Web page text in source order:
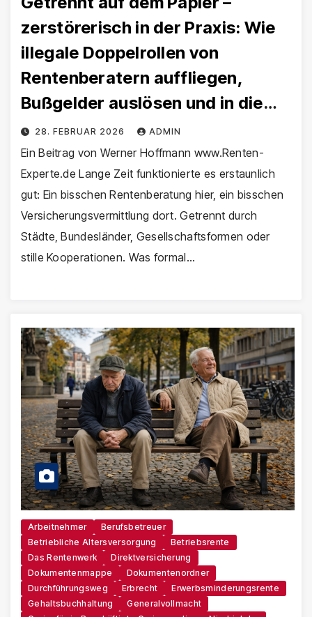
zerstörerisch in der Praxis: Wie
illegale Doppelrollen von
Rentenberatern auffliegen,
Bußgelder auslösen und in die
Gewerbeuntersagung führen
28. FEBRUAR 2026 ADMIN
Ein Beitrag von Werner Hoffmann www.Renten-
Experte.de Lange Zeit funktionierte es erstaunlich
gut: Ein bisschen Rentenberatung hier, ein bisschen
Versicherungsvermittlung dort. Getrennt durch
Städte, Bundesländer, Gesellschaftsformen oder
stille Kooperationen. Was formal…
Arbeitnehmer
Berufsbetreuer
Betriebliche Altersversorgung
Betriebsrente
Das Rentenwerk
Direktversicherung
Dokumentenmappe
Dokumentenordner
Durchführungsweg
Erbrecht
Erwerbsminderungsrente
Gehaltsbuchhaltung
Generalvollmacht